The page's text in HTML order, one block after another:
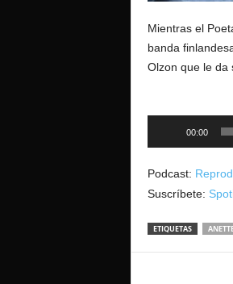
Mientras el
banda
Olzon que le da
00:00
Podcast:
Suscríbete:
ETIQUETAS